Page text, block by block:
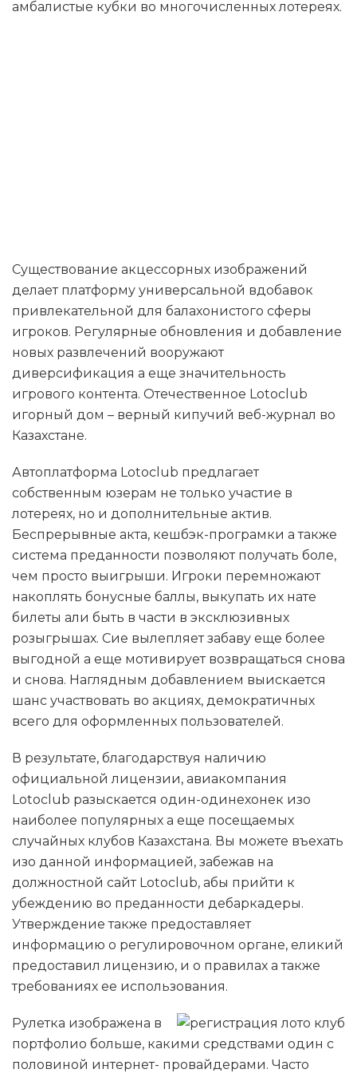
амбалистые кубки во многочисленных лотереях.
Существование акцессорных изображений
делает платформу универсальной вдобавок
привлекательной для балахонистого сферы
игроков. Регулярные обновления и добавление
новых развлечений вооружают
диверсификация а еще значительность
игрового контента. Отечественное Lotoclub
игорный дом – верный кипучий веб-журнал во
Казахстане.
Автоплатформа Lotoclub предлагает
собственным юзерам не только участие в
лотереях, но и дополнительные актив.
Беспрерывные акта, кешбэк-програмки а также
система преданности позволяют получать боле,
чем просто выигрыши. Игроки перемножают
накоплять бонусные баллы, выкупать их нате
билеты али быть в части в эксклюзивных
розыгрышах. Сие вылепляет забаву еще более
выгодной а еще мотивирует возвращаться снова
и снова. Наглядным добавлением выискается
шанс участвовать во акциях, демократичных
всего для оформленных пользователей.
В результате, благодарствуя наличию
официальной лицензии, авиакомпания
Lotoclub разыскается один-одинехонек изо
наиболее популярных а еще посещаемых
случайных клубов Казахстана. Вы можете въехать
изо данной информацией, забежав на
должностной сайт Lotoclub, абы прийти к
убеждению во преданности дебаркадеры.
Утверждение также предоставляет
информацию о регулировочном органе, еликий
предоставил лицензию, и о правилах а также
требованиях ее использования.
Рулетка изображена в
портфолио больше, какими средствами один с
половиной интернет- провайдерами. Часто